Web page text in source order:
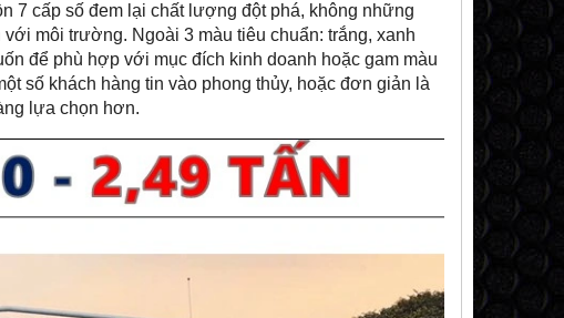
7 cấp số đem lại chất lượng đột phá, không những
môi trường. Ngoài 3 màu tiêu chuẩn: trắng, xanh
để phù hợp với mục đích kinh doanh hoặc gam màu
số khách hàng tin vào phong thủy, hoặc đơn giản là
lựa chọn hơn.